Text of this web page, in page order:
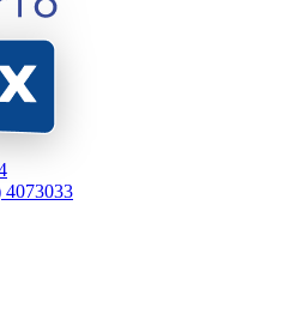
4073033